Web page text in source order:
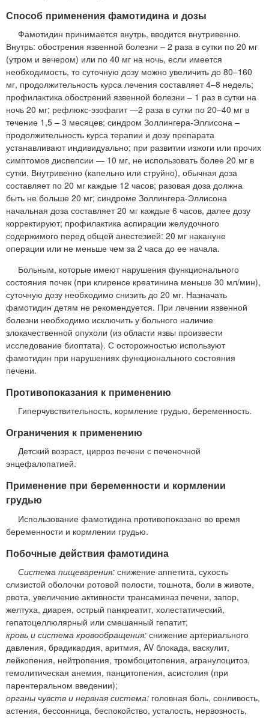
Способ применения фамотидина и дозы
Фамотидин принимается внутрь, вводится внутривенно.
Внутрь: обострения язвенной болезни – 2 раза в сутки по 20 мг
(утром и вечером) или по 40 мг на ночь, если имеется
необходимость, то суточную дозу можно увеличить до 80–160
мг, продолжительность курса лечения составляет 4–8 недель;
профилактика обострений язвенной болезни – 1 раз в сутки на
ночь 20 мг; рефлюкс-эзофагит —2 раза в сутки по 20–40 мг в
течение 1,5 – 3 месяцев; синдром Золлингера-Эллисона –
продолжительность курса терапии и дозу препарата
устанавливают индивидуально; при развитии изжоги или прочих
симптомов диспепсии — 10 мг, не использовать более 20 мг в
сутки. Внутривенно (капельно или струйно), обычная доза
составляет по 20 мг каждые 12 часов; разовая доза должна
быть не больше 20 мг; синдроме Золлингера-Эллисона
начальная доза составляет 20 мг каждые 6 часов, далее дозу
корректируют; профилактика аспирации желудочного
содержимого перед общей анестезией: 20 мг накануне
операции или не меньше чем за 2 часа до ее начала.
Больным, которые имеют нарушения функционального
состояния почек (при клиренсе креатинина меньше 30 мл/мин),
суточную дозу необходимо снизить до 20 мг. Назначать
фамотидин детям не рекомендуется. При лечении язвенной
болезни необходимо исключить у больного наличие
злокачественной опухоли (из области язвы произвести
исследование биоптата). С осторожностью используют
фамотидин при нарушениях функционального состояния
печени.
Противопоказания к применению
Гиперчувствительность, кормление грудью, беременность.
Ограничения к применению
Детский возраст, цирроз печени с печеночной
энцефалопатией.
Применение при беременности и кормлении
грудью
Использование фамотидина противопоказано во время
беременности и кормлении грудью.
Побочные действия фамотидина
Система пищеварения: снижение аппетита, сухость
слизистой оболочки ротовой полости, тошнота, боли в животе,
рвота, увеличение активности трансаминаз печени, запор,
желтуха, диарея, острый панкреатит, холестатический,
гепатоцеллюлярный или смешанный гепатит;
кровь и система кровообращения: снижение артериального
давления, брадикардия, аритмия, AV блокада, васкулит,
лейкопения, нейтропения, тромбоцитопения, агранулоцитоз,
гемолитическая анемия, панцитопения, асистолия (при
парентеральном введении);
органы чувств и нервная система: головная боль, сонливость,
астения, бессонница, беспокойство, усталость, нервозность,